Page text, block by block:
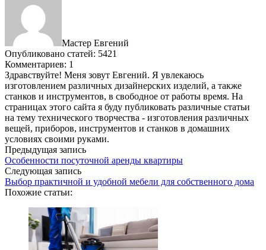
Мастер Евгений
Опубликовано статей: 5421
Комментариев: 1
Здравствуйте! Меня зовут Евгений. Я увлекаюсь
изготовлением различных дизайнерских изделий, а также
станков и инструментов, в свободное от работы время. На
страницах этого сайта я буду публиковать различные статьи
на тему технического творчества - изготовления различных
вещей, приборов, инструментов и станков в домашних
условиях своими руками.
Предыдущая запись
Особенности посуточной аренды квартиры
Следующая запись
Выбор практичной и удобной мебели для собственного дома
Похожие статьи: